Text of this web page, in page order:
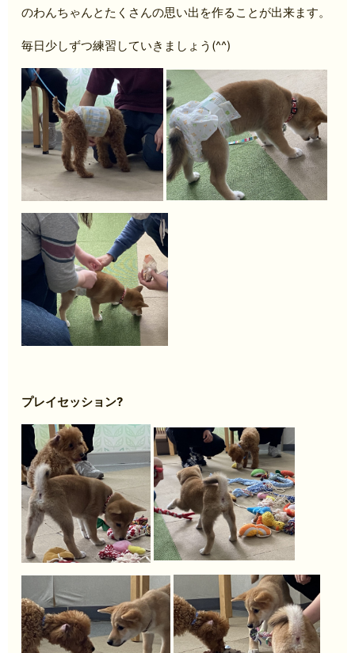
のわんちゃんとたくさんの思い出を作ることが出来ます。
毎日少しずつ練習していきましょう(^^)
プレイセッション?